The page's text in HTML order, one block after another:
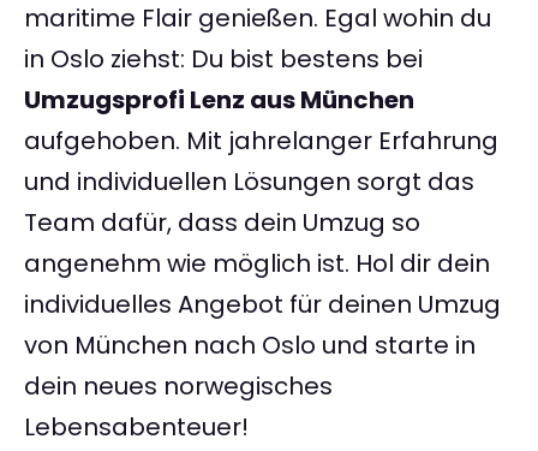
maritime Flair genießen. Egal wohin du
in Oslo ziehst: Du bist bestens bei
Umzugsprofi Lenz aus München
aufgehoben. Mit jahrelanger Erfahrung
und individuellen Lösungen sorgt das
Team dafür, dass dein Umzug so
angenehm wie möglich ist. Hol dir dein
individuelles Angebot für deinen Umzug
von München nach Oslo und starte in
dein neues norwegisches
Lebensabenteuer!